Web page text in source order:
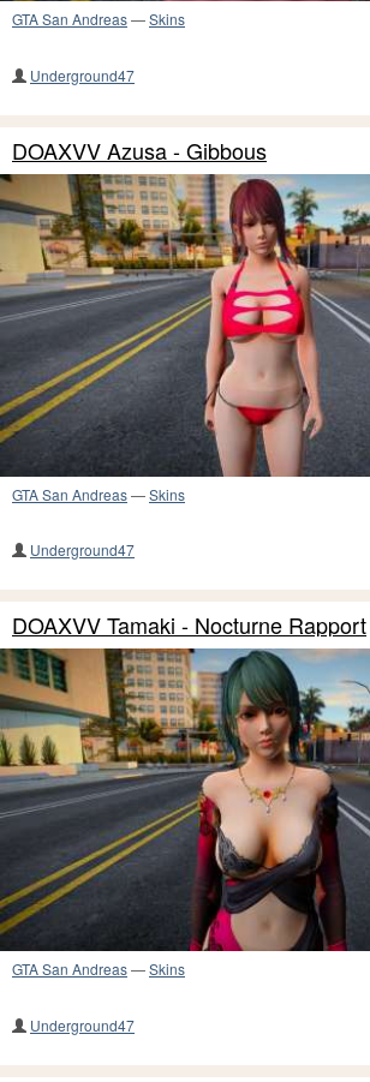
GTA San Andreas—Skins
Underground47
DOAXVV Azusa - Gibbous
GTA San Andreas—Skins
Underground47
DOAXVV Tamaki - Nocturne Rapport
GTA San Andreas—Skins
Underground47